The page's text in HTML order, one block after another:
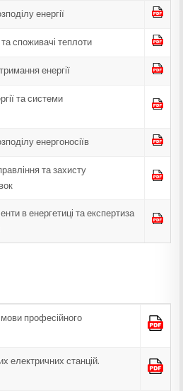
енергії
споживачі теплоти
енергії
та системи
енергоносіїв
та захисту
в енергетиці та експертиза
мови професійного
електричних станцій.